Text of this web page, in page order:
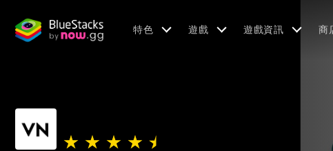
特色 遊戲 遊戲資訊 商